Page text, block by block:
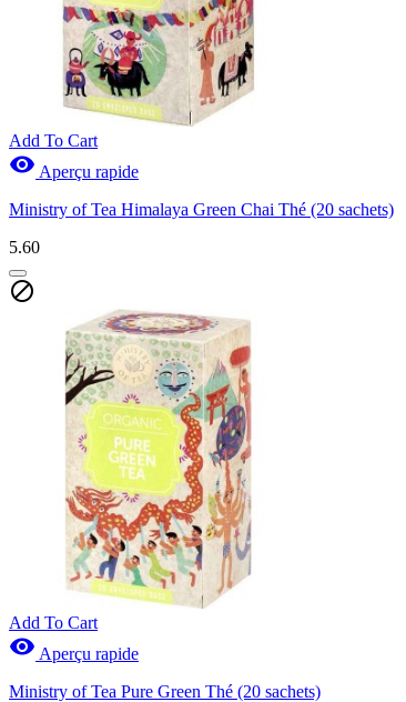
Add To Cart
 Aperçu rapide
Ministry of Tea Himalaya Green Chai Thé (20 sachets)
5.60

Add To Cart
 Aperçu rapide
Ministry of Tea Pure Green Thé (20 sachets)